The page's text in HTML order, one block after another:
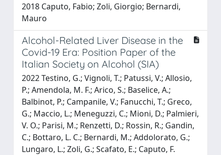
2018 Caputo, Fabio; Zoli, Giorgio; Bernardi,
Mauro
Alcohol-Related Liver Disease in the
Covid-19 Era: Position Paper of the
Italian Society on Alcohol (SIA)
2022 Testino, G.; Vignoli, T.; Patussi, V.; Allosio,
P.; Amendola, M. F.; Arico, S.; Baselice, A.;
Balbinot, P.; Campanile, V.; Fanucchi, T.; Greco,
G.; Maccio, L.; Meneguzzi, C.; Mioni, D.; Palmieri,
V. O.; Parisi, M.; Renzetti, D.; Rossin, R.; Gandin,
C.; Bottaro, L. C.; Bernardi, M.; Addolorato, G.;
Lungaro, L.; Zoli, G.; Scafato, E.; Caputo, F.